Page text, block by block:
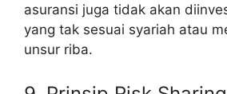
asuransi juga tidak akan
yang tak sesuai syariah atau
unsur riba.